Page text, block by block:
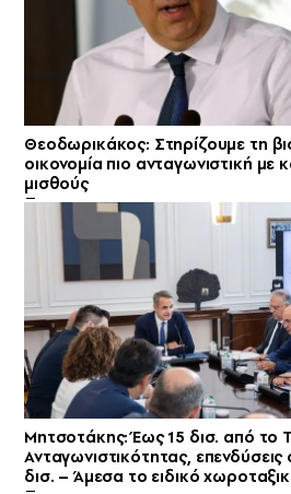
Θεοδωρικάκος: Στηρίζουμε τη
οικονομία πιο ανταγωνιστική με
μισθούς
Μητσοτάκης: Έως 15 δισ. από το
Ανταγωνιστικότητας, επενδύσεις
δισ. – Άμεσα το ειδικό